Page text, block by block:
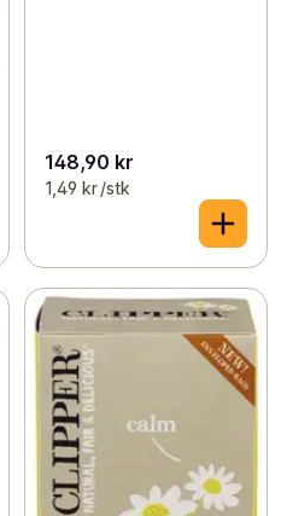
148,90 kr
1,49 kr /stk